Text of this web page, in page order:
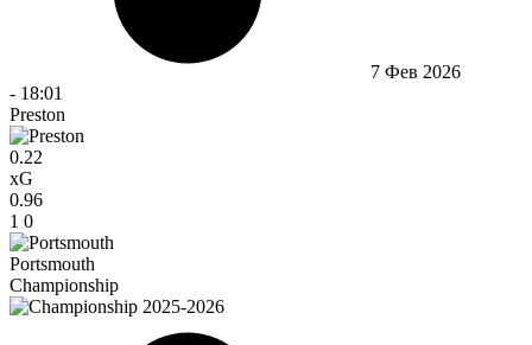
7 Фев 2026
- 18:01
Preston
0.22
xG
0.96
1 0
Portsmouth
Championship